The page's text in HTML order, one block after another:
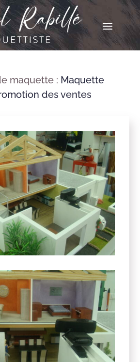
maquette : Maquette
des ventes